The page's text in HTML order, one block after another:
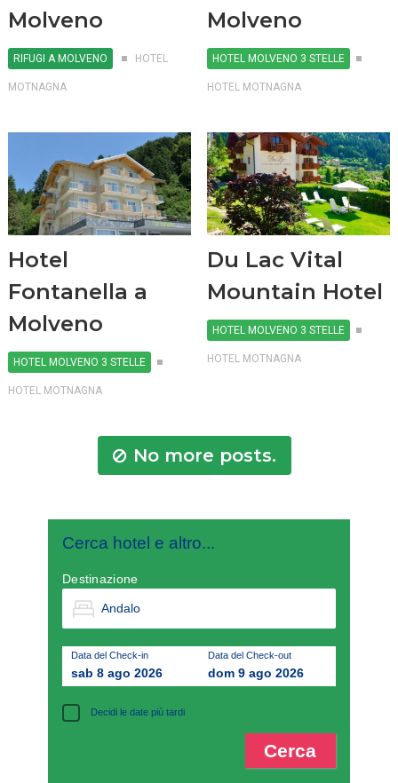
Molveno
RIFUGI A MOLVENO HOTEL
MOTNAGNA
Molveno
HOTEL MOLVENO 3 STELLE
HOTEL MOTNAGNA
Hotel
Fontanella a
Molveno
HOTEL MOLVENO 3 STELLE
HOTEL MOTNAGNA
Du Lac Vital
Mountain Hotel
HOTEL MOLVENO 3 STELLE
HOTEL MOTNAGNA
No more posts.
Cerca hotel e altro...
Destinazione
Data del Check-in
sab 8 ago 2026
Data del Check-out
dom 9 ago 2026
Decidi le date più tardi